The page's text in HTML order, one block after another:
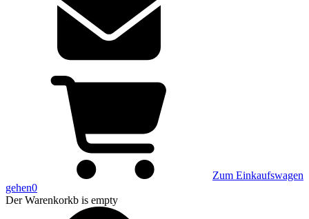
Zum Einkaufswagen
gehen0
Der Warenkorkb is empty